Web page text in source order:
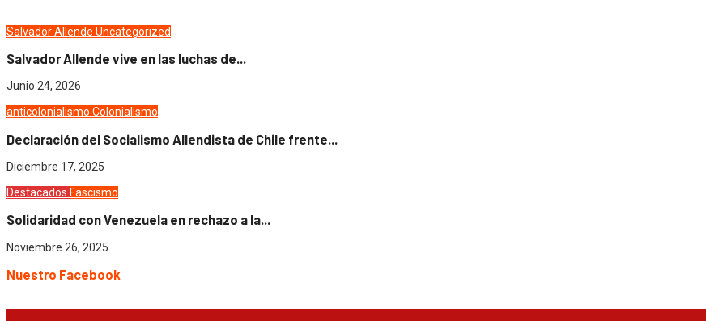
Salvador Allende Uncategorized
Salvador Allende vive en las luchas de...
Junio 24, 2026
anticolonialismo Colonialismo
Declaración del Socialismo Allendista de Chile frente...
Diciembre 17, 2025
Destacados Fascismo
Solidaridad con Venezuela en rechazo a la...
Noviembre 26, 2025
Nuestro Facebook